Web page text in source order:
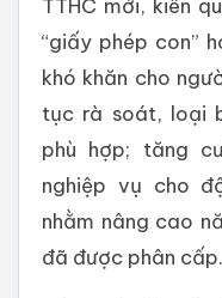
TTHC mới, kiên
“giấy phép con”
khó khăn cho
tục rà soát, loại
phù hợp; tăng
nghiệp vụ cho
nhằm nâng cao
đã được phân cấp.